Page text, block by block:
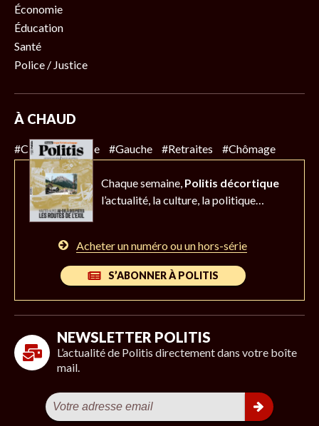
Économie
Éducation
Santé
Police / Justice
À CHAUD
#Climat #Police #Gauche #Retraites #Chômage
Chaque semaine, Politis décortique
l’actualité, la culture, la politique…
Acheter un numéro ou un hors-série
S’ABONNER À POLITIS
NEWSLETTER POLITIS
L’actualité de Politis directement dans votre boîte
mail.